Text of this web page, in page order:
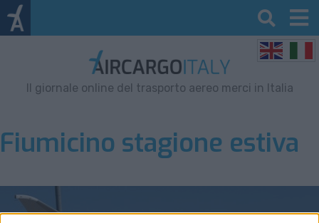
Il giornale online del trasporto aereo merci in Italia
Fiumicino stagione estiva